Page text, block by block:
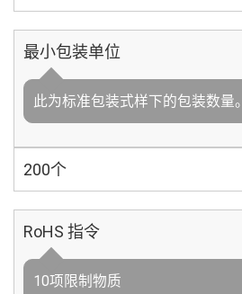
最小包装单位
此为标准包装式样下的包装数量。
200个
RoHS 指令
10项限制物质